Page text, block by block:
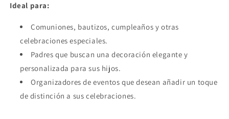
Ideal para:
Comuniones, bautizos, cumpleaños y otras
celebraciones especiales.
Padres que buscan una decoración elegante y
personalizada para sus hijos.
Organizadores de eventos que desean añadir un toque
de distinción a sus celebraciones.